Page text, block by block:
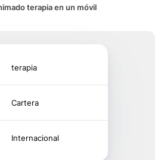
terapia en un móvil
terapia
Cartera
Internacional